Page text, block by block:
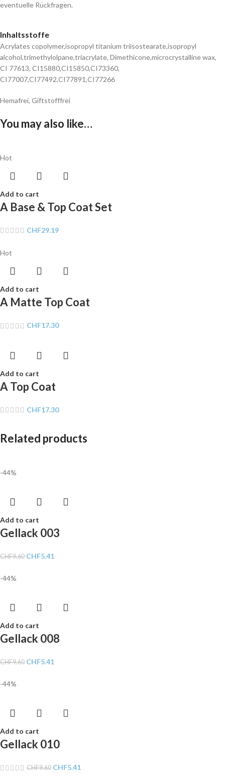
eventuelle Rückfragen.
Inhaltsstoffe
Acrylates copolymer,isopropyl titanium triisostearate,isopropyl
alcohol,trimethylolpane,triacrylate, Dimethicone,microcrystalline wax,
CI 77613, CI15880,CI15850,CI73360,
CI77007,CI77492,CI77891,CI77266
Hemafrei, Giftstofffrei
You may also like…
Hot
Add to cart
A Base & Top Coat Set
CHF29.19
Hot
Add to cart
A Matte Top Coat
CHF17.30
Add to cart
A Top Coat
CHF17.30
Related products
-44%
Add to cart
Gellack 003
CHF9.60 CHF5.41
-44%
Add to cart
Gellack 008
CHF9.60 CHF5.41
-44%
Add to cart
Gellack 010
CHF9.60 CHF5.41